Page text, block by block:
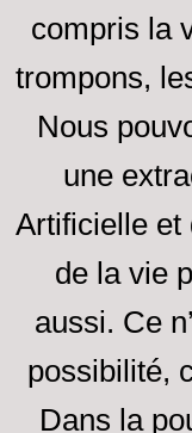
compris la
trompons,
Nous
une
Artificielle et
de la vie
aussi. Ce
possibilité,
Dans la